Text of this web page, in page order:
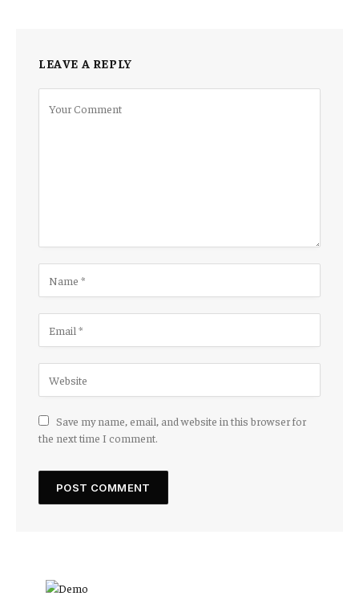
LEAVE A REPLY
Save my name, email, and website in this browser for
the next time I comment.